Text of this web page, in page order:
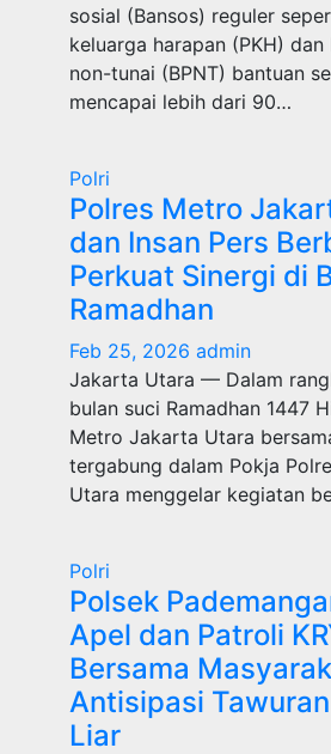
sosial (Bansos) reguler
keluarga harapan (PKH)
non-tunai (BPNT) bantuan
mencapai lebih dari 90…
Polri
Polres Metro
dan Insan Pers
Perkuat Sinergi di
Ramadhan
Feb 25, 2026 admin
Jakarta Utara — Dalam
bulan suci Ramadhan 1447
Metro Jakarta Utara
tergabung dalam Pokja
Utara menggelar kegiatan
Polri
Polsek
Apel dan Patroli
Bersama
Antisipasi
Liar